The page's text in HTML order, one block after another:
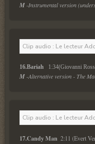
M -Instrumental version
Clip audio : Le lecteur
16.Bariah 1:34(Giovanni
M -Alternative version - The
Clip audio : Le lecteur
17.Candy Man 2:11 (Evert